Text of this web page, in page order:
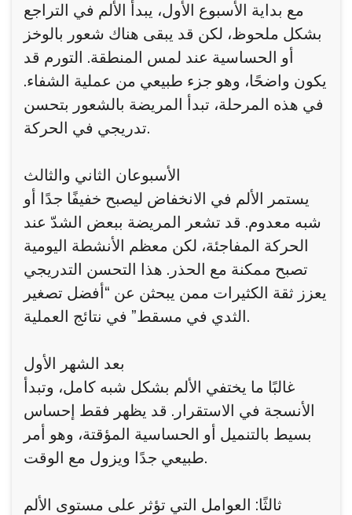
مع بداية الأسبوع الأول، يبدأ الألم في التراجع
بشكل ملحوظ، لكن قد يبقى هناك شعور بالوخز
أو الحساسية عند لمس المنطقة. التورم قد
يكون واضحًا، وهو جزء طبيعي من عملية الشفاء.
في هذه المرحلة، تبدأ المريضة بالشعور بتحسن
تدريجي في الحركة.
الأسبوعان الثاني والثالث
يستمر الألم في الانخفاض ليصبح خفيفًا جدًا أو
شبه معدوم. قد تشعر المريضة ببعض الشدّ عند
الحركة المفاجئة، لكن معظم الأنشطة اليومية
تصبح ممكنة مع الحذر. هذا التحسن التدريجي
يعزز ثقة الكثيرات ممن يبحثن عن “أفضل تصغير
الثدي في مسقط” في نتائج العملية.
بعد الشهر الأول
غالبًا ما يختفي الألم بشكل شبه كامل، وتبدأ
الأنسجة في الاستقرار. قد يظهر فقط إحساس
بسيط بالتنميل أو الحساسية المؤقتة، وهو أمر
طبيعي جدًا ويزول مع الوقت.
ثالثًا: العوامل التي تؤثر على مستوى الألم